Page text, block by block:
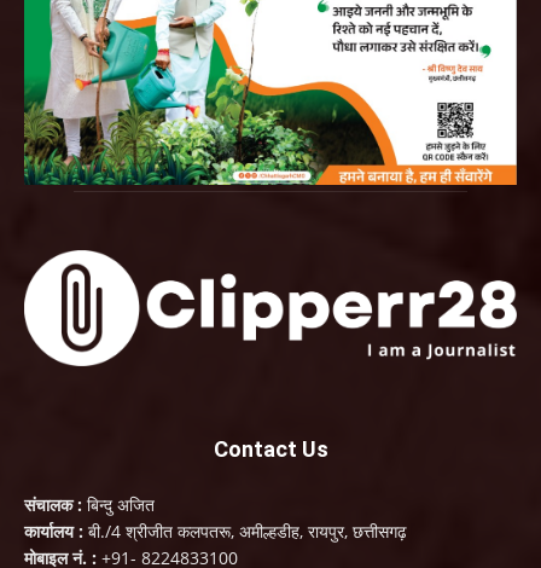
Contact Us
संचालक : बिन्दु अजित
कार्यालय : बी./4 श्रीजीत कलपतरू, अमील्हडीह, रायपुर, छत्तीसगढ़
मोबाइल नं. : +91- 8224833100